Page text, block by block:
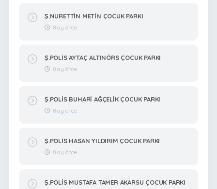
Ş.NURETTİN METİN ÇOCUK PARKI
8 ay önce
Ş.POLİS AYTAÇ ALTINÖRS ÇOCUK PARKI
8 ay önce
Ş.POLİS BUHARİ AĞÇELİK ÇOCUK PARKI
8 ay önce
Ş.POLİS HASAN YILDIRIM ÇOCUK PARKI
8 ay önce
Ş.POLİS MUSTAFA TAMER AKARSU ÇOCUK PARKI